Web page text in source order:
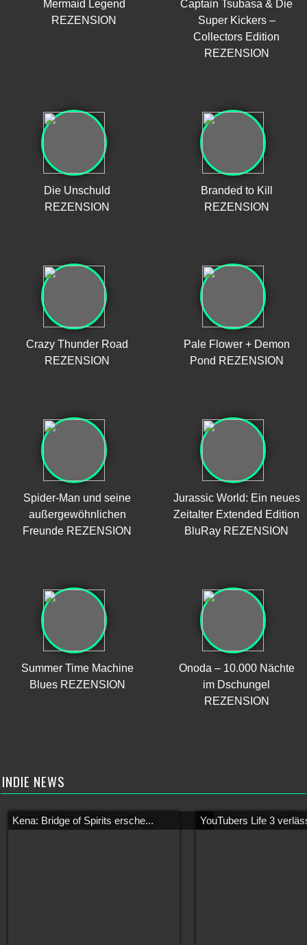
Mermaid Legend
REZENSION
Captain Tsubasa & Die
Super Kickers –
Collectors Edition
REZENSION
Die Unschuld
REZENSION
Branded to Kill
REZENSION
Crazy Thunder Road
REZENSION
Pale Flower + Demon
Pond REZENSION
Spider-Man und seine
außergewöhnlichen
Freunde REZENSION
Jurassic World: Ein neues
Zeitalter Extended Edition
BluRay REZENSION
Summer Time Machine
Blues REZENSION
Onoda – 10.000 Nächte
im Dschungel
REZENSION
INDIE NEWS
Kena: Bridge of Spirits ersche... YouTubers Life 3